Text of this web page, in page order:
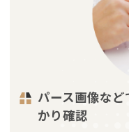
パース画像な
かり確認